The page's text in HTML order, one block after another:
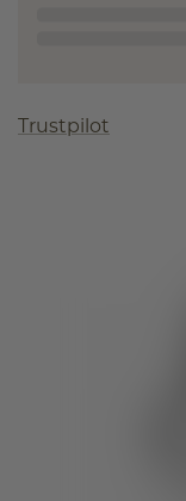
Trustpilot